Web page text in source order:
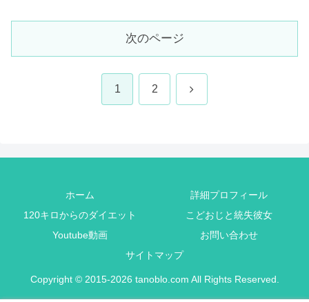
次のページ
1 2 次
ホーム
詳細プロフィール
120キロからのダイエット
こどおじと統失彼女
Youtube動画
お問い合わせ
サイトマップ
Copyright © 2015-2026 tanoblo.com All Rights Reserved.